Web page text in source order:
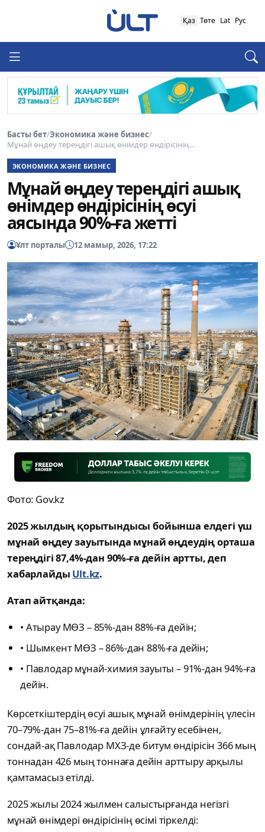
Қаз Төте Lat Рус
Басты бет/Экономика және бизнес/
Мұнай өңдеу тереңдігі ашық өнімдер өндірісінің...
ЭКОНОМИКА ЖӘНЕ БИЗНЕС
Мұнай өңдеу тереңдігі ашық
өнімдер өндірісінің өсуі
аясында 90%-ға жетті
Ұлт порталы 12 мамыр, 2026, 17:22
Фото: Gov.kz
2025 жылдың қорытындысы бойынша елдегі үш
мұнай өңдеу зауытында мұнай өңдеудің орташа
тереңдігі 87,4%-дан 90%-ға дейін артты, деп
хабарлайды Ult.kz.
Атап айтқанда:
• Атырау МӨЗ – 85%-дан 88%-ға дейін;
• Шымкент МӨЗ – 86%-дан 88%-ға дейін;
• Павлодар мұнай-химия зауыты – 91%-дан 94%-ға
дейін.
Көрсеткіштердің өсуі ашық мұнай өнімдерінің үлесін
70–79%-дан 75–81%-ға дейін ұлғайту есебінен,
сондай-ақ Павлодар МХЗ-де битум өндірісін 366 мың
тоннадан 426 мың тоннаға дейін арттыру арқылы
қамтамасыз етілді.
2025 жылы 2024 жылмен салыстырғанда негізгі
мұнай өнімдері өндірісінің өсімі тіркелді: